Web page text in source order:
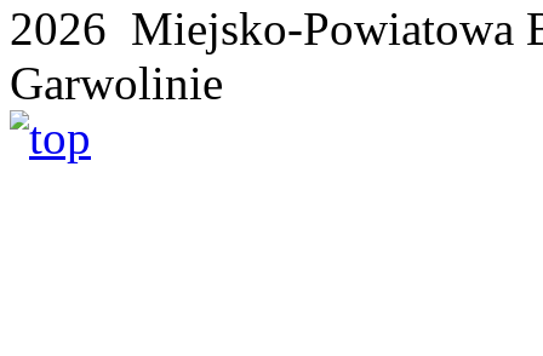
2026 Miejsko-Powiatowa
Garwolinie